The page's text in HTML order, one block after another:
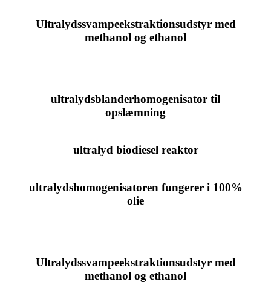
Ultralydssvampeekstraktionsudstyr med
methanol og ethanol
ultralydsblanderhomogenisator til
opslæmning
ultralyd biodiesel reaktor
ultralydshomogenisatoren fungerer i 100%
olie
Ultralydssvampeekstraktionsudstyr med
methanol og ethanol